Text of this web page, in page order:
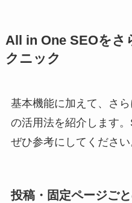
All in One SEOをさ
クニック
基本機能に加えて、さ
の活用法を紹介します
ぜひ参考にしてください
投稿・固定ページご